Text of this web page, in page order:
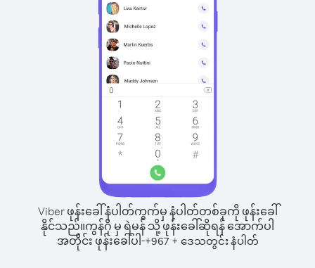
Viber ဖုန်းခေါ်နံပါတ်ကွက်မှ နံပါတ်တစ်ခုကို ဖုန်းခေါ်
နိုင်သည်။ကွန်ဂို မှ ရဲမန် သို့ ဖုန်းခေါ်ဆိုရန် အောက်ပါ
အတိုင်း ဖုန်းခေါ်ပါ-+967+ ဒေသတွင်း နံပါတ်